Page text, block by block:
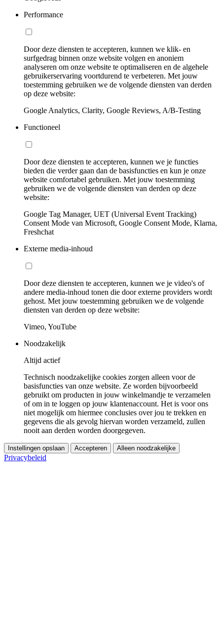
Performance
Door deze diensten te accepteren, kunnen we klik- en
surfgedrag binnen onze website volgen en anoniem
analyseren om onze website te optimaliseren en de algehele
gebruikerservaring voortdurend te verbeteren. Met jouw
toestemming gebruiken we de volgende diensten van derden
op deze website:
Google Analytics, Clarity, Google Reviews, A/B-Testing
Functioneel
Door deze diensten te accepteren, kunnen we je functies
bieden die verder gaan dan de basisfuncties en kun je onze
website comfortabel gebruiken. Met jouw toestemming
gebruiken we de volgende diensten van derden op deze
website:
Google Tag Manager, UET (Universal Event Tracking)
Consent Mode van Microsoft, Google Consent Mode, Klarna,
Freshchat
Externe media-inhoud
Door deze diensten te accepteren, kunnen we je video's of
andere media-inhoud tonen die door externe providers wordt
gehost. Met jouw toestemming gebruiken we de volgende
diensten van derden op deze website:
Vimeo, YouTube
Noodzakelijk
Altijd actief
Technisch noodzakelijke cookies zorgen alleen voor de
basisfuncties van onze website. Ze worden bijvoorbeeld
gebruikt om producten in jouw winkelmandje te verzamelen
of om in te loggen op jouw klantenaccount. Het is voor ons
niet mogelijk om hiermee conclusies over jou te trekken en
gegevens die als gevolg hiervan worden verzameld, zullen
nooit aan derden worden doorgegeven.
Instellingen opslaan Accepteren Alleen noodzakelijke
Privacybeleid